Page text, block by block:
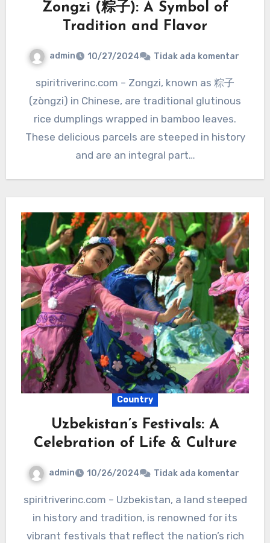
Zongzi (粽子): A Symbol of
Tradition and Flavor
admin 10/27/2024 Tidak ada komentar
spiritriverinc.com – Zongzi, known as 粽子
(zòngzi) in Chinese, are traditional glutinous
rice dumplings wrapped in bamboo leaves.
These delicious parcels are steeped in history
and are an integral part…
Country
Uzbekistan’s Festivals: A
Celebration of Life & Culture
admin 10/26/2024 Tidak ada komentar
spiritriverinc.com – Uzbekistan, a land steeped
in history and tradition, is renowned for its
vibrant festivals that reflect the nation’s rich